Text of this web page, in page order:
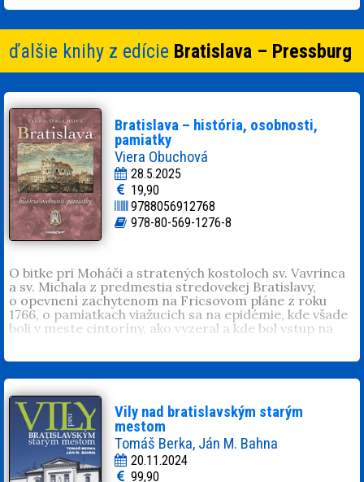
ďalšie knihy z edície Bratislava – Pressburg
Bratislava – história, osobnosti,
pamiatky
Viera Obuchová
28.5.2025
19,90
9788056912768
978-80-569-1276-8
O bitke pri Moháči a stratených kostoloch sv. Vavrinca
a sv. Michala z predmestia stredovekej Bratislavy,
o opevnení zachytenom na Fricsovom pláne z roku
1766, o pamiatkach viažucich sa na epidémie, kde všade
boli v meste cintoríny, ako vyzeral a kde bol vstup na
unikátny plán električkovej železnice, ktorá na začiatku
20. storočia premávala medzi Prešporkom a Viedňou aj
zaujímavosti z Petržalky – o pôvodných plánoch Divadla
Arény, o kaplnke neďaleko dostihového areálu,
o asanovanom kine Eldorádo. A hoci je Petržalka veľké
panelákové sídlisko, jeho súčasťou sú aj výtvarné diela,
pomníky, pamätníky aj Petržalský cintorín.
Vily nad bratislavským starým
mestom
Tomáš Berka, Ján M. Bahna
20.11.2024
99,90